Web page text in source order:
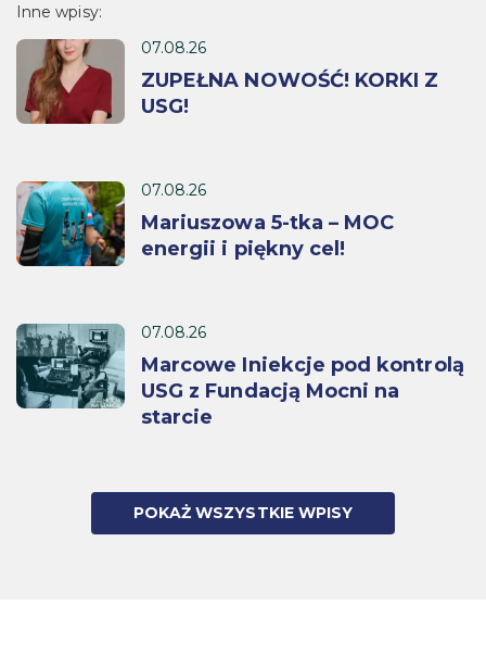
Inne wpisy:
07.08.26
ZUPEŁNA NOWOŚĆ! KORKI Z
USG!
07.08.26
Mariuszowa 5-tka – MOC
energii i piękny cel!
07.08.26
Marcowe Iniekcje pod kontrolą
USG z Fundacją Mocni na
starcie
POKAŻ WSZYSTKIE WPISY